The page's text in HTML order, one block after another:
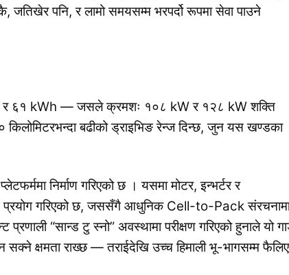
पनि, र लामो समयसम्म भरपर्दो रूपमा सेवा पाउने
र ६१ kWh — जसले क्रमशः १०८ kW र १२८ kW शक्ति
बढीको ड्राइभिङ रेन्ज दिन्छ, जुन यस खण्डका
निर्माण गरिएको छ । यसमा मोटर, इन्भर्टर र
प्रयोग गरिएको छ, जससँगै आधुनिक Cell-to-Pack
“सान्ड टु स्नो” अवस्थामा परीक्षण गरिएको हुनाले यो
क्षमता राख्छ — तराईदेखि उच्च हिमाली भू-भागसम्म